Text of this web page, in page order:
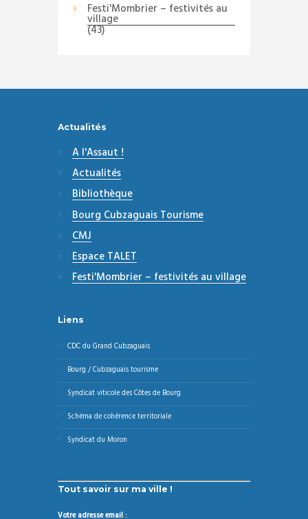
Festi'Mombrier – festivités au
village
(43)
Actualités
A l'Assaut !
Actualités
Bibliothèque
Bourg Cubzaguais Tourisme
CMJ
Espace TALET
Festi'Mombrier – festivités au village
Liens
CDC du Grand Cubzaguais
Bourg / Cubzaguais tourisme
Syndicat viticole des Côtes de Bourg
Schéma de cohérence territoriale
Syndicat du Moron
Tout savoir sur ma ville !
Votre adresse email :